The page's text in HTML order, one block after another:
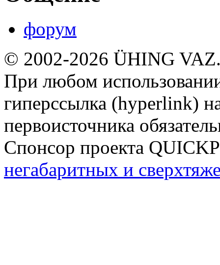
форум
© 2002-2026 ÜHING
При любом
гиперссылка (hyperlink)
первоисточника
Спонсор проекта
негабаритных и